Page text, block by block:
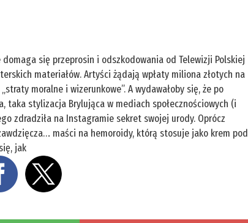
się przeprosin i odszkodowania od Telewizji Polskiej
materiałów. Artyści żądają wpłaty miliona złotych na
moralne i wizerunkowe”. A wydawałoby się, że po
taka stylizacja Brylująca w mediach społecznościowych (i
zdradziła na Instagramie sekret swojej urody. Oprócz
maści na hemoroidy, którą stosuje jako krem pod
jak